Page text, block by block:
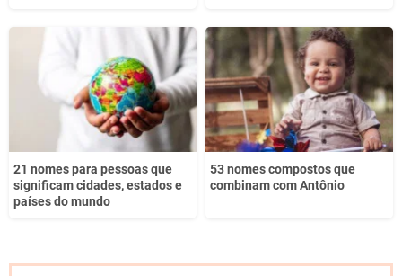
21 nomes para pessoas que
significam cidades, estados e
países do mundo
53 nomes compostos que
combinam com Antônio